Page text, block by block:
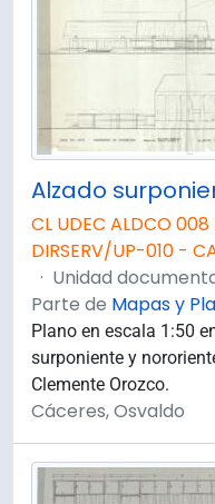
CL UDEC ALDCO
DIRSERV/UP-010 -
· Unidad
Parte de Mapas y
Plano en escala 1:50
surponiente y
Clemente Orozco.
Cáceres, Osvaldo